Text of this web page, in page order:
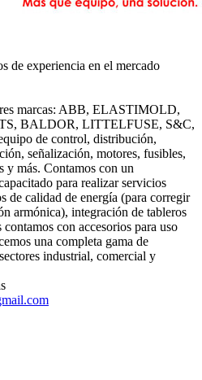
de experiencia en el mercado
marcas: ABB, ELASTIMOLD,
BALDOR, LITTELFUSE, S&C,
de control, distribución,
señalización, motores, fusibles,
y más. Contamos con un
para realizar servicios
de calidad de energía (para corregir
armónica), integración de tableros
con accesorios para uso
una completa gama de
industrial, comercial y